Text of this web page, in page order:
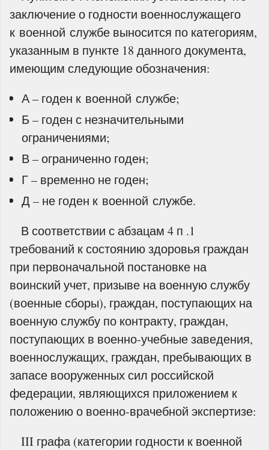
заключение о годности военнослужащего
к военной службе выносится по категориям,
указанным в пункте 18 данного документа,
имеющим следующие обозначения:
А – годен к военной службе;
Б – годен с незначительными
ограничениями;
В – ограниченно годен;
Г – временно не годен;
Д – не годен к военной службе.
В соответствии с абзацам 4 п .1
требований к состоянию здоровья граждан
при первоначальной постановке на
воинский учет, призыве на военную службу
(военные сборы), граждан, поступающих на
военную службу по контракту, граждан,
поступающих в военно-учебные заведения,
военнослужащих, граждан, пребывающих в
запасе вооруженных сил российской
федерации, являющихся приложением к
положению о военно-врачебной экспертизе:
III графа (категории годности к военной